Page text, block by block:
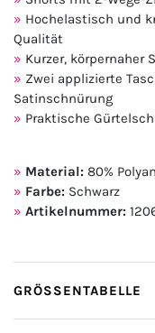
Hochelastisch und
Qualität
Kurzer, körpernaher
Zwei applizierte
Satinschnürung
Praktische
Material: 80%
Farbe: Schwarz
Artikelnummer:
GRÖSSENTABELLE